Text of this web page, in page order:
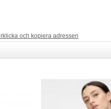
och kopiera adressen